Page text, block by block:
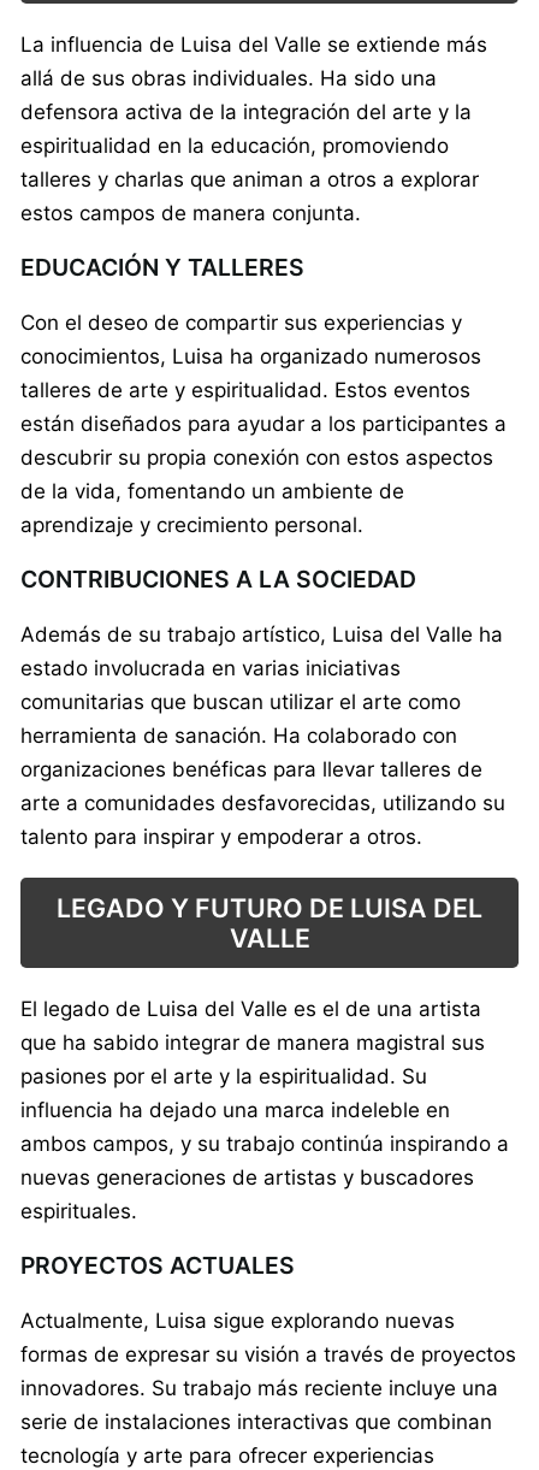
La influencia de Luisa del Valle se extiende más
allá de sus obras individuales. Ha sido una
defensora activa de la integración del arte y la
espiritualidad en la educación, promoviendo
talleres y charlas que animan a otros a explorar
estos campos de manera conjunta.
EDUCACIÓN Y TALLERES
Con el deseo de compartir sus experiencias y
conocimientos, Luisa ha organizado numerosos
talleres de arte y espiritualidad. Estos eventos
están diseñados para ayudar a los participantes a
descubrir su propia conexión con estos aspectos
de la vida, fomentando un ambiente de
aprendizaje y crecimiento personal.
CONTRIBUCIONES A LA SOCIEDAD
Además de su trabajo artístico, Luisa del Valle ha
estado involucrada en varias iniciativas
comunitarias que buscan utilizar el arte como
herramienta de sanación. Ha colaborado con
organizaciones benéficas para llevar talleres de
arte a comunidades desfavorecidas, utilizando su
talento para inspirar y empoderar a otros.
LEGADO Y FUTURO DE LUISA DEL
VALLE
El legado de Luisa del Valle es el de una artista
que ha sabido integrar de manera magistral sus
pasiones por el arte y la espiritualidad. Su
influencia ha dejado una marca indeleble en
ambos campos, y su trabajo continúa inspirando a
nuevas generaciones de artistas y buscadores
espirituales.
PROYECTOS ACTUALES
Actualmente, Luisa sigue explorando nuevas
formas de expresar su visión a través de proyectos
innovadores. Su trabajo más reciente incluye una
serie de instalaciones interactivas que combinan
tecnología y arte para ofrecer experiencias